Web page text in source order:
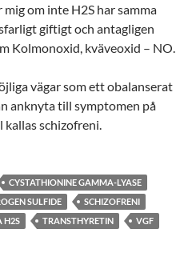
om inte H2S har samma
giftigt och antagligen
Kolmonoxid, kväveoxid – NO.
vägar som ett obalanserat
anknyta till symptomen på
schizofreni.
CYSTATHIONINE GAMMA-LYASE
SULFIDE
SCHIZOFRENI
H2S TRANSTHYRETIN
VGF